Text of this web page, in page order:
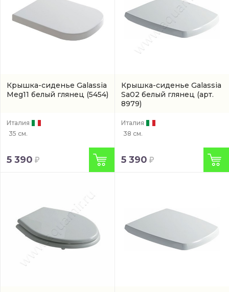
Крышка-сиденье Galassia
Meg11 белый глянец (5454)
Италия
35 см.
5 390
Крышка-сиденье Galassia
Sa02 белый глянец (арт.
8979)
Италия
38 см.
5 390